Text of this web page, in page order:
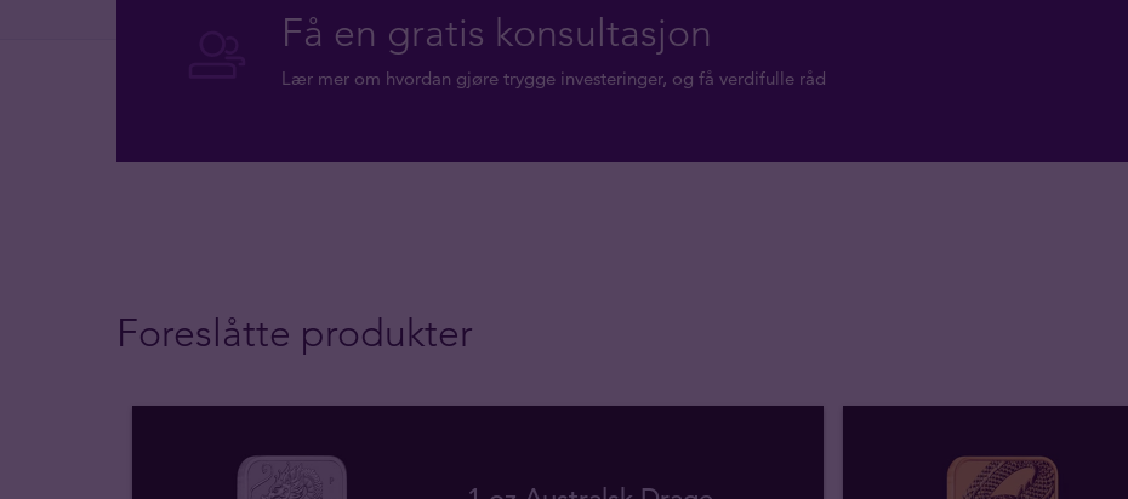
Få en gratis konsultasjon
Lær mer om hvordan gjøre trygge investeringer, og få verdifulle råd
Foreslåtte produkter